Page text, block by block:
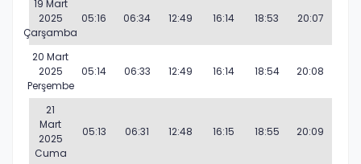
19 Mart
2025
Çarşamba
05:16 06:34 12:49 16:14 18:53 20:07
20 Mart
2025
Perşembe
05:14 06:33 12:49 16:14 18:54 20:08
21
Mart
2025
Cuma
05:13 06:31 12:48 16:15 18:55 20:09